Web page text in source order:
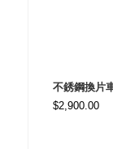
不銹鋼換片
$2,900.00